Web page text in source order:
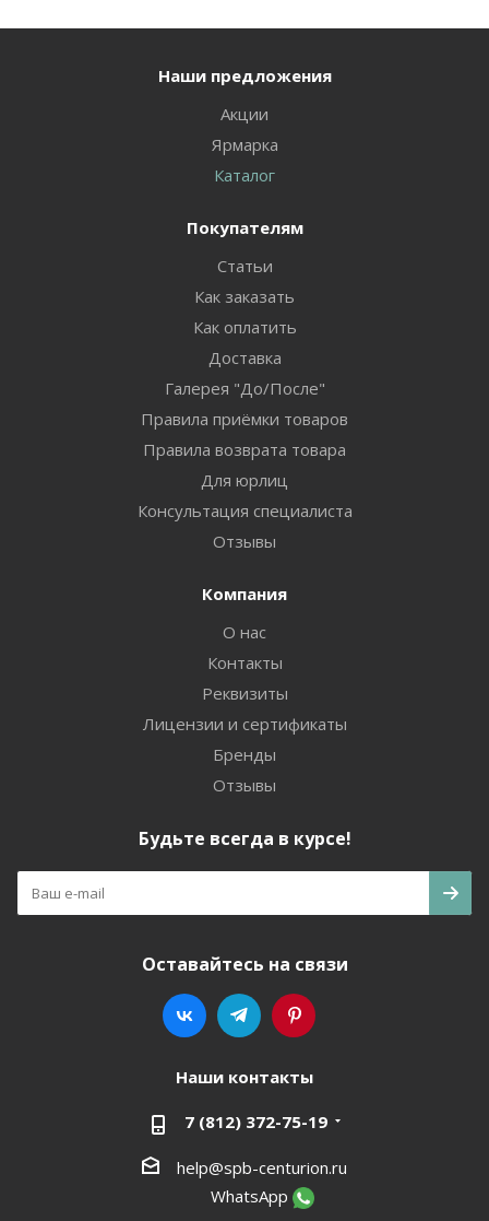
Наши предложения
Акции
Ярмарка
Каталог
Покупателям
Статьи
Как заказать
Как оплатить
Доставка
Галерея "До/После"
Правила приёмки товаров
Правила возврата товара
Для юрлиц
Консультация специалиста
Отзывы
Компания
О нас
Контакты
Реквизиты
Лицензии и сертификаты
Бренды
Отзывы
Будьте всегда в курсе!
Оставайтесь на связи
Наши контакты
7 (812) 372-75-19
help@spb-centurion.ru
WhatsApp